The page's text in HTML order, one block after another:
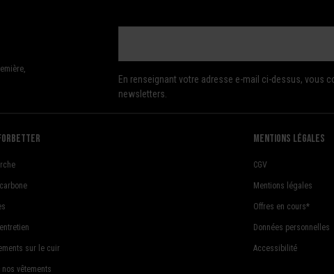
En renseignant votre adresse e-mail ci-dessus, vous
newsletters.
sur le cuir
nos vêtements
mentions légales
CGV
Mentions légales
Offres en cours*
Données personnelles
Accessibilité